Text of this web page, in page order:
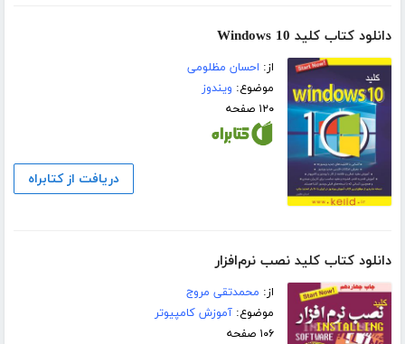
دانلود کتاب کلید Windows 10
از: احسان مظلومی
موضوع: ویندوز
۱۲۰ صفحه
دریافت از کتابراه
دانلود کتاب کلید نصب نرم‌افزار
از: محمدتقی مروج
موضوع:آموزش کامپیوتر
۱۰۶ صفحه